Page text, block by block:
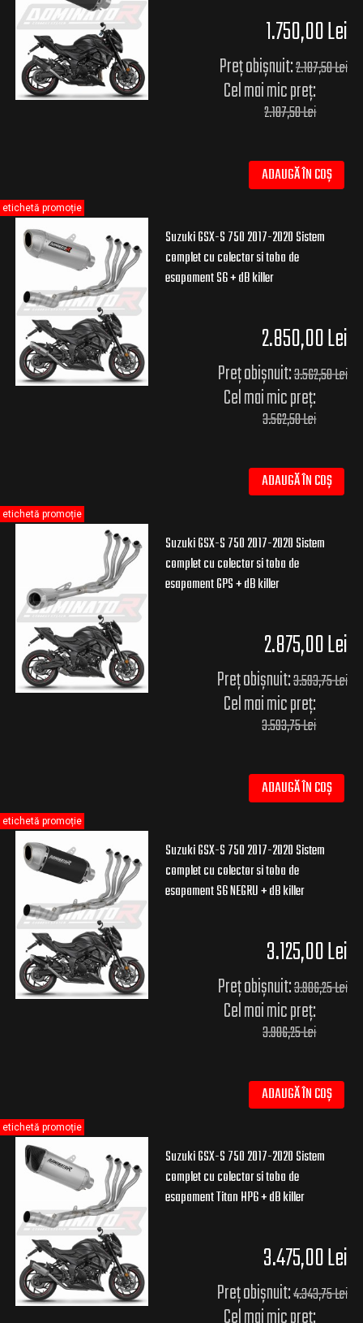
1.750,00 Lei
Preț obișnuit:2.187,50 Lei
Cel mai mic preț:
2.187,50 Lei
ADAUGĂ ÎN COȘ
Suzuki GSX-S 750 2017-2020 Sistem
complet cu colector si toba de
esapament S6 + dB killer
2.850,00 Lei
Preț obișnuit:3.562,50 Lei
Cel mai mic preț:
3.562,50 Lei
ADAUGĂ ÎN COȘ
etichetă promoție
Suzuki GSX-S 750 2017-2020 Sistem
complet cu colector si toba de
esapament GPS + dB killer
2.875,00 Lei
Preț obișnuit:3.593,75 Lei
Cel mai mic preț:
3.593,75 Lei
ADAUGĂ ÎN COȘ
etichetă promoție
Suzuki GSX-S 750 2017-2020 Sistem
complet cu colector si toba de
esapament S6 NEGRU + dB killer
3.125,00 Lei
Preț obișnuit:3.906,25 Lei
Cel mai mic preț:
3.906,25 Lei
ADAUGĂ ÎN COȘ
etichetă promoție
Suzuki GSX-S 750 2017-2020 Sistem
complet cu colector si toba de
esapament Titan HP6 + dB killer
3.475,00 Lei
Preț obișnuit:4.343,75 Lei
etichetă promoție